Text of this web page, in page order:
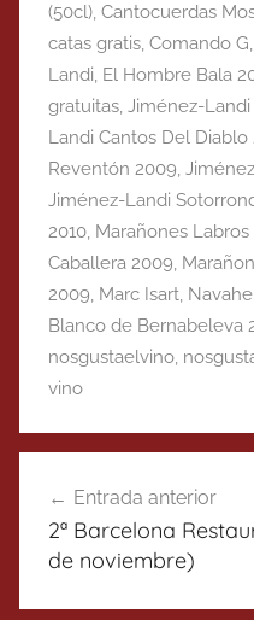
(50cl), Cantocuerdas
catas gratis, Comando G,
Landi, El Hombre Bala
gratuitas, Jiménez-
Landi Cantos Del Diablo
Reventón 2009,
Jiménez-Landi
2010, Marañones Labros
Caballera 2009,
2009, Marc Isart,
Blanco de Bernabeleva
nosgustaelvino,
vino
de
entradas
Entrada anterior
2ª Barcelona
de noviembre)